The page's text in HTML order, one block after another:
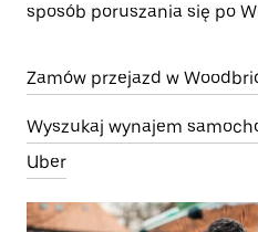
sposób poruszania się po
Zamów przejazd w
Wyszukaj wynajem
Uber